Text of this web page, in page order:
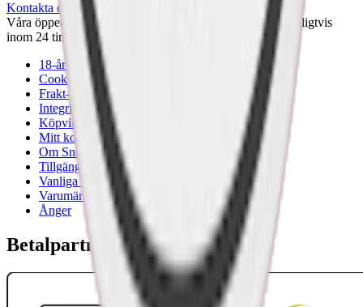
Kontakta oss
Våra öppettider är: Alla dagar 08:00 - 18:00 Vi svarar vanligtvis
inom 24 timmar på vardagar.
18-årsgräns
Cookiepolicy
Frakt- och leveransvillkor
Integritetspolicy
Köpvillkor
Mitt konto
Om Snuset.se
Tillgänglighetsredogörelse
Vanliga frågor
Varumärken
Ånger
Betalpartner